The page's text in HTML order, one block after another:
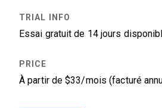
Essai gratuit de 14 jours
À partir de $33/mois (facturé